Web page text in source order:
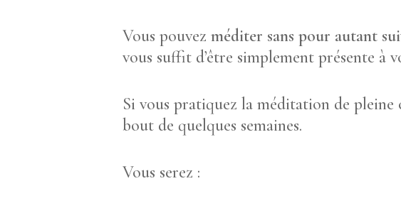
Vous pouvez méditer sans pour autant
vous suffit d’être simplement présente à
Si vous pratiquez la méditation de pleine
bout de quelques semaines.
Vous serez :